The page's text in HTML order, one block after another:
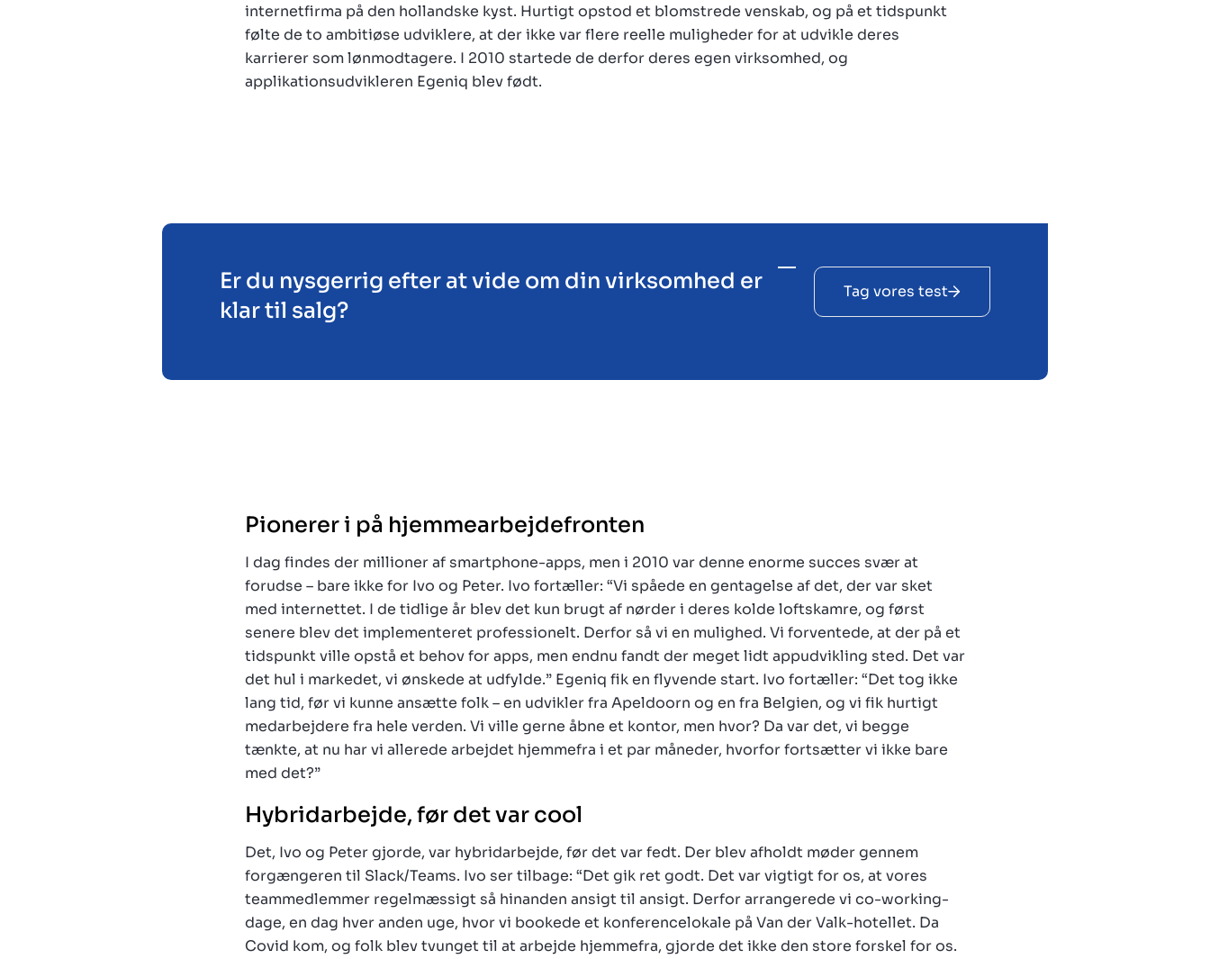
internetfirma på den hollandske kyst. Hurtigt opstod et blomstrede venskab, og på et tidspunkt
følte de to ambitiøse udviklere, at der ikke var flere reelle muligheder for at udvikle deres
karrierer som lønmodtagere. I 2010 startede de derfor deres egen virksomhed, og
applikationsudvikleren Egeniq blev født.
Er du nysgerrig efter at vide om din virksomhed er
klar til salg?
Tag vores test
Pionerer i på hjemmearbejdefronten
I dag findes der millioner af smartphone-apps, men i 2010 var denne enorme succes svær at
forudse – bare ikke for Ivo og Peter. Ivo fortæller: “Vi spåede en gentagelse af det, der var sket
med internettet. I de tidlige år blev det kun brugt af nørder i deres kolde loftskamre, og først
senere blev det implementeret professionelt. Derfor så vi en mulighed. Vi forventede, at der på et
tidspunkt ville opstå et behov for apps, men endnu fandt der meget lidt appudvikling sted. Det var
det hul i markedet, vi ønskede at udfylde.” Egeniq fik en flyvende start. Ivo fortæller: “Det tog ikke
lang tid, før vi kunne ansætte folk – en udvikler fra Apeldoorn og en fra Belgien, og vi fik hurtigt
medarbejdere fra hele verden. Vi ville gerne åbne et kontor, men hvor? Da var det, vi begge
tænkte, at nu har vi allerede arbejdet hjemmefra i et par måneder, hvorfor fortsætter vi ikke bare
med det?”
Hybridarbejde, før det var cool
Det, Ivo og Peter gjorde, var hybridarbejde, før det var fedt. Der blev afholdt møder gennem
forgængeren til Slack/Teams. Ivo ser tilbage: “Det gik ret godt. Det var vigtigt for os, at vores
teammedlemmer regelmæssigt så hinanden ansigt til ansigt. Derfor arrangerede vi co-working-
dage, en dag hver anden uge, hvor vi bookede et konferencelokale på Van der Valk-hotellet. Da
Covid kom, og folk blev tvunget til at arbejde hjemmefra, gjorde det ikke den store forskel for os.